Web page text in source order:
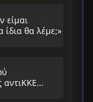
είμαι
ίδια θα λέμε;»
αντιΚΚΕ